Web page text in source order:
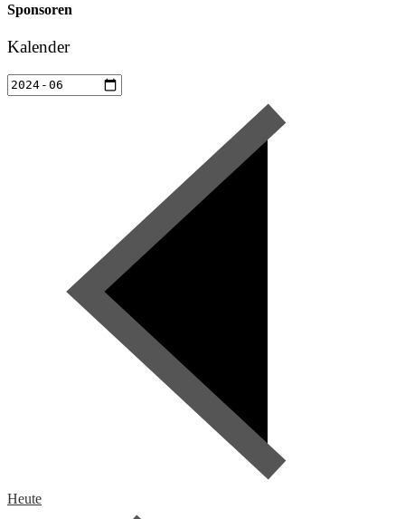
Sponsoren
Kalender
Heute